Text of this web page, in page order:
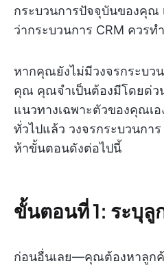
กระบวนการปัจจุบันของคุณ
ว่ากระบวนการ CRM ควรท
หากคุณยังไม่มีวงจรกระบว
คุณ คุณจำเป็นต้องมีโดยด่ว
แนวทางเฉพาะตัวของคุณเ
ทั่วไปแล้ว วงจรกระบวนกา
ห้าขั้นตอนดังต่อไปนี้
ขั้นตอนที่ 1: ระบุลู
ก่อนอื่นเลย—คุณต้องหาลูก